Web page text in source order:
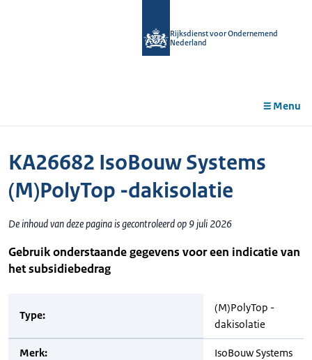
Rijksdienst voor Ondernemend
Nederland
Menu
KA26682 IsoBouw Systems
(M)PolyTop -dakisolatie
De inhoud van deze pagina is gecontroleerd op 9 juli 2026
Gebruik onderstaande gegevens voor een indicatie van
het subsidiebedrag
Type:
(M)PolyTop -
dakisolatie
Merk: IsoBouw Systems